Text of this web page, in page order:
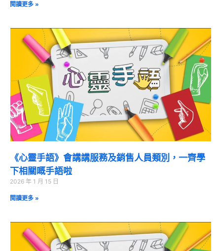
閱讀更多 »
《心靈手語》會講講服務及銷售人員類別，一齊學
下相關嘅手語啦
2026 年 1 月 15 日
閱讀更多 »